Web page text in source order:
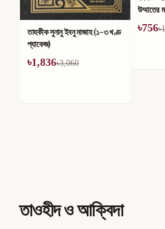
তাহকীক সুনানু ইবনু মাজাহ (১-৩ খণ্ড
প্যাকেজ)
৳1,836৳3,060
উম্মাতের
খণ্ড
৳756৳
তাওহীদ ও আক্বিদা